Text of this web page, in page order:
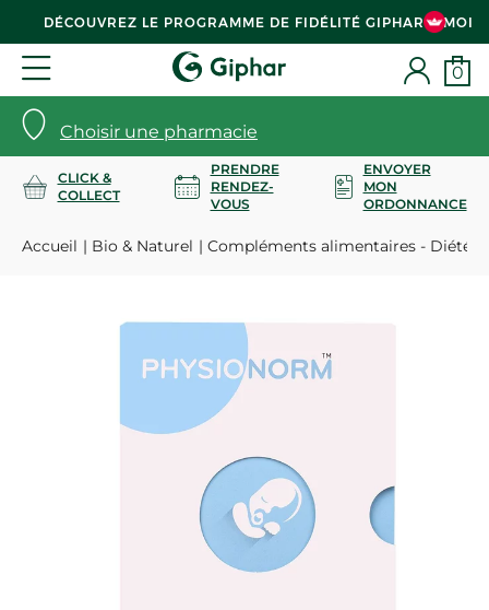
DÉCOUVREZ LE PROGRAMME DE FIDÉLITÉ GIPHAR & MOI
Choisir une pharmacie
0
CLICK &
COLLECT
PRENDRE
RENDEZ-
VOUS
ENVOYER
MON
ORDONNANCE
Accueil Bio & Naturel Compléments alimentaires -